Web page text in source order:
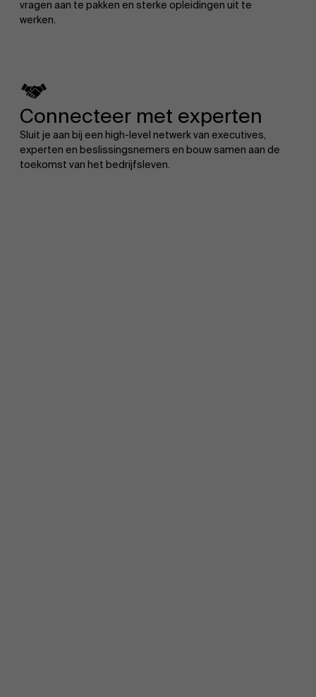
vragen aan te pakken en sterke opleidingen uit te
werken.
Connecteer met experten
Sluit je aan bij een high-level netwerk van executives,
experten en beslissingsnemers en bouw samen aan de
toekomst van het bedrijfsleven.